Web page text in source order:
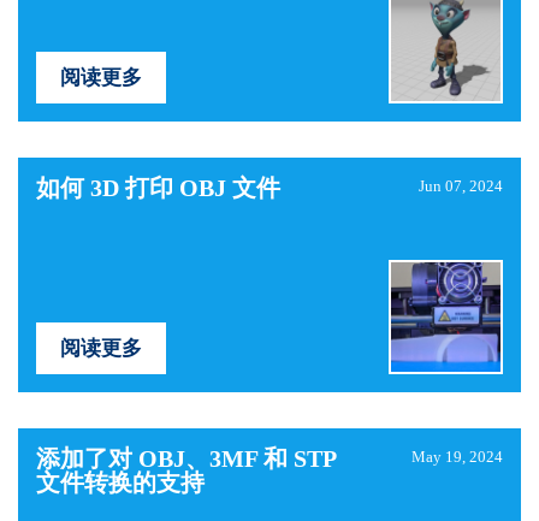
阅读更多
如何 3D 打印 OBJ 文件 Jun 07, 2024
阅读更多
添加了对 OBJ、3MF 和 STP
文件转换的支持
May 19, 2024